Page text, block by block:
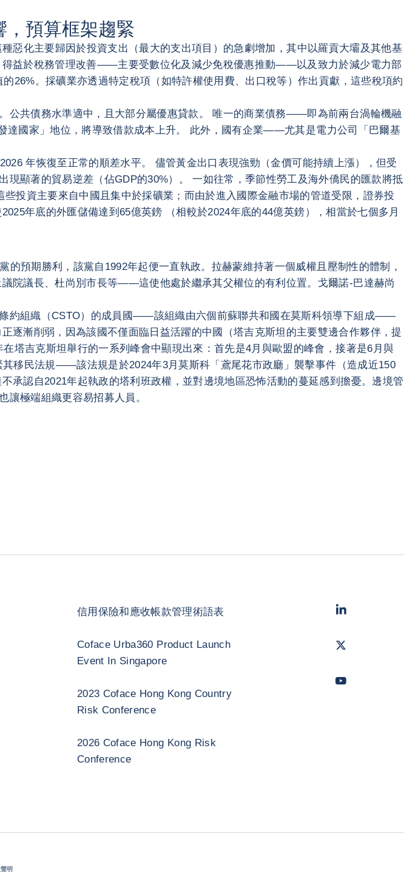
，預算框架趨緊
惡化主要歸因於投資支出（最大的支出項目）的急劇增加，其中以羅貢大壩及其他基
益於稅務管理改善——主要受數位化及減少免稅優惠推動——以及致力於減少電力部
26%。採礦業亦透過特定稅項（如特許權使用費、出口稅等）作出貢獻，這些稅項約
公共債務水準適中，且大部分屬優惠貸款。 唯一的商業債務——即為前兩台渦輪機融
國家」地位，將導致借款成本上升。 此外，國有企業——尤其是電力公司「巴爾基
年恢復至正常的順差水平。 儘管黃金出口表現強勁（金價可能持續上漲），但受
顯著的貿易逆差（佔GDP的30%）。 一如往常，季節性勞工及海外僑民的匯款將抵
資主要來自中國且集中於採礦業；而由於進入國際金融市場的管道受限，證券投
年底的外匯儲備達到65億英鎊 （相較於2024年底的44億英鎊），相當於七個多月
期勝利，該黨自1992年起便一直執政。拉赫蒙維持著一個威權且壓制性的體制，
院議長、杜尚別市長等——這使他處於繼承其父權位的有利位置。戈爾諾-巴達赫尚
約組織（CSTO）的成員國——該組織由六個前蘇聯共和國在莫斯科領導下組成——
逐漸削弱，因為該國不僅面臨日益活躍的中國（塔吉克斯坦的主要雙邊合作夥伴，提
塔吉克斯坦舉行的一系列峰會中顯現出來：首先是4月與歐盟的峰會，接著是6月與
移民法規——該法規是於2024年3月莫斯科「鳶尾花市政廳」襲擊事件（造成近150
承認自2021年起執政的塔利班政權，並對邊境地區恐怖活動的蔓延感到擔憂。邊境管
讓極端組織更容易招募人員。
信用保險和應收帳款管理術語表
Coface Urba360 Product Launch
Event In Singapore
2023 Coface Hong Kong Country
Risk Conference
2026 Coface Hong Kong Risk
Conference
LinkedIn
Twitter
Youtube
明